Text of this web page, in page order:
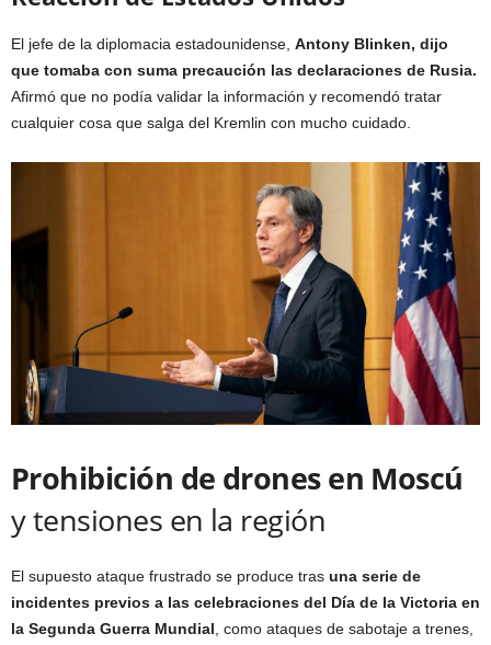
El jefe de la diplomacia estadounidense, Antony Blinken, dijo
que tomaba con suma precaución las declaraciones de Rusia.
Afirmó que no podía validar la información y recomendó tratar
cualquier cosa que salga del Kremlin con mucho cuidado.
Prohibición de drones en Moscú
y tensiones en la región
El supuesto ataque frustrado se produce tras una serie de
incidentes previos a las celebraciones del Día de la Victoria en
la Segunda Guerra Mundial, como ataques de sabotaje a trenes,